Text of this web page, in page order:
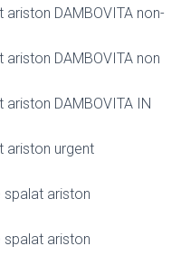
DAMBOVITA non-
DAMBOVITA non
DAMBOVITA IN
ariston urgent
spalat ariston
spalat ariston